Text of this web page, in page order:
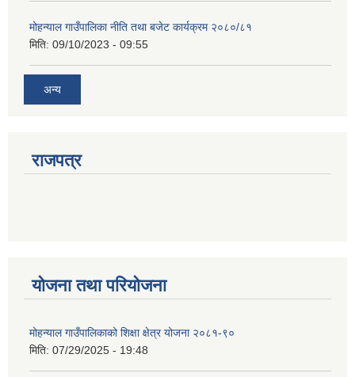
मोहन्याल गाउँपालिका नीति तथा बजेट कार्यक्रम २०८०/८१
मिति: 09/10/2023 - 09:55
अन्य
राजपत्र
योजना तथा परियोजना
मोहन्याल गाउँपालिकाको शिक्षा क्षेत्र योजना २०८१-९०
मिति: 07/29/2025 - 19:48